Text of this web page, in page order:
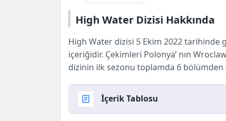
High Water Dizisi Hakkında
High Water dizisi 5 Ekim 2022 tarihinde
içeriğidir. Çekimleri Polonya’ nın
dizinin ilk sezonu toplamda 6 bölümden
İçerik Tablosu